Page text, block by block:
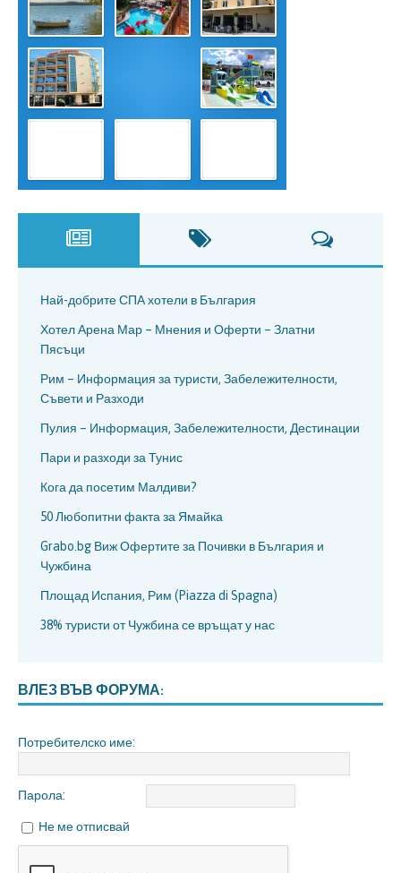
Най-добрите СПА хотели в България
Хотел Арена Мар – Мнения и Оферти – Златни
Пясъци
Рим – Информация за туристи, Забележителности,
Съвети и Разходи
Пулия – Информация, Забележителности, Дестинации
Пари и разходи за Тунис
Кога да посетим Малдиви?
50 Любопитни факта за Ямайка
Grabo.bg Виж Офертите за Почивки в България и
Чужбина
Площад Испания, Рим (Piazza di Spagna)
38% туристи от Чужбина се връщат у нас
ВЛЕЗ ВЪВ ФОРУМА:
Потребителско име:
Парола:
Не ме отписвай